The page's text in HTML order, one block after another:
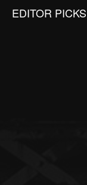
EDITOR PICKS